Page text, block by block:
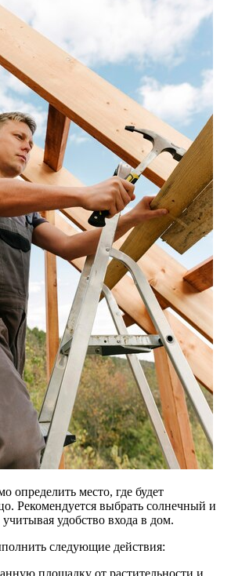
определить место, где будет
Рекомендуется выбрать солнечный и
удобство входа в дом.
следующие действия:
площадку от растительности и